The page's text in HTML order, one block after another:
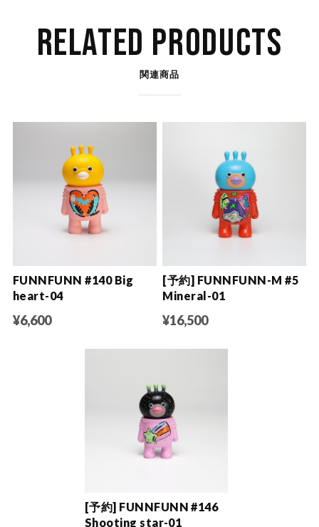
RELATED PRODUCTS
関連商品
FUNNFUNN #140 Big
heart-04
¥6,600
[予約] FUNNFUNN-M #5
Mineral-01
¥16,500
[予約] FUNNFUNN #146
Shooting star-01